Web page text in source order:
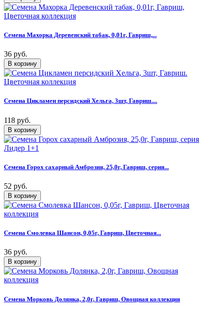
Семена Махорка Деревенский табак, 0,01г, Гавриш,...
36 руб.
Семена Цикламен персидский Хельга, 3шт, Гавриш....
118 руб.
Семена Горох сахарный Амброзия, 25,0г, Гавриш, серия...
52 руб.
Семена Смолевка Шансон, 0,05г, Гавриш, Цветочная...
36 руб.
Семена Морковь Долянка, 2,0г, Гавриш, Овощная коллекция